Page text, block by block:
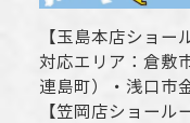
【玉島本店ショー
対応エリア： 倉敷
連島町）・ 浅口市
【笠岡店ショール